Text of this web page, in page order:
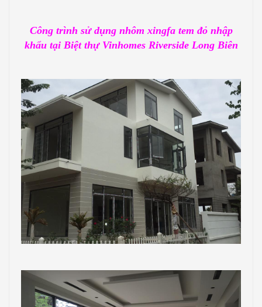
Công trình sử dụng nhôm xingfa tem đỏ nhập
khẩu tại Biệt thự Vinhomes Riverside Long Biên